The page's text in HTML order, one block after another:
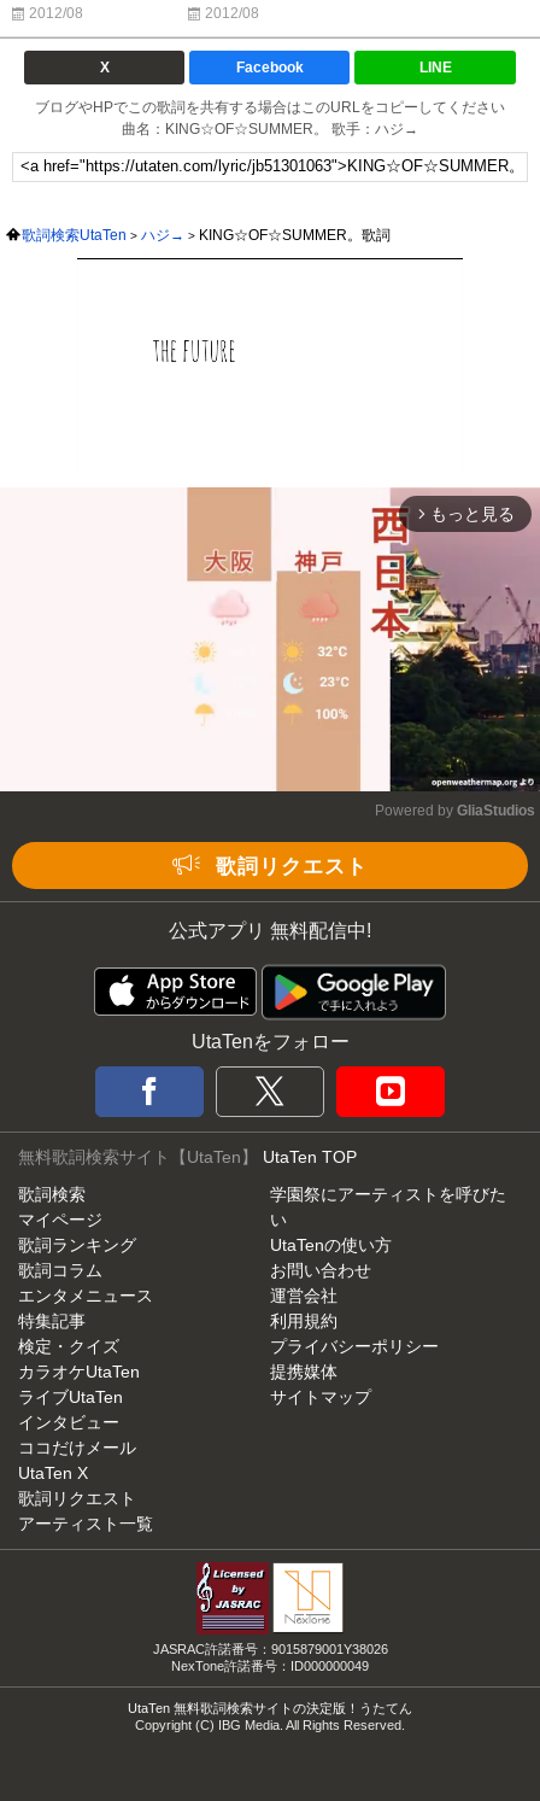
2012/08
2012/08
X Facebook LINE
ブログやHPでこの歌詞を共有する場合はこのURLをコピーしてください
曲名：KING☆OF☆SUMMER。 歌手：ハジ→
歌詞検索UtaTen ハジ→ KING☆OF☆SUMMER。歌詞
arrow_forward_ios もっと見る
Powered by GliaStudios
歌詞リクエスト
公式アプリ 無料配信中!
UtaTenをフォロー
無料歌詞検索サイト【UtaTen】 UtaTen TOP
歌詞検索
マイページ
歌詞ランキング
歌詞コラム
エンタメニュース
特集記事
検定・クイズ
カラオケUtaTen
ライブUtaTen
インタビュー
ココだけメール
UtaTen X
歌詞リクエスト
アーティスト一覧
学園祭にアーティストを呼びた
い
UtaTenの使い方
お問い合わせ
運営会社
利用規約
プライバシーポリシー
提携媒体
サイトマップ
JASRAC許諾番号：9015879001Y38026
NexTone許諾番号：ID000000049
UtaTen 無料歌詞検索サイトの決定版！うたてん
Copyright (C) IBG Media. All Rights Reserved.